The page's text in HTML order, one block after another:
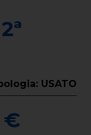
USATO
€